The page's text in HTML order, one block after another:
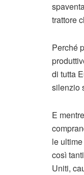
trattore
Perché
di tutta
silenzio
E
le
così
Uniti,